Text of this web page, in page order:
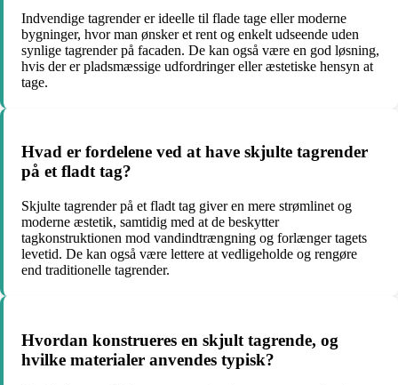
Indvendige tagrender er ideelle til flade tage eller moderne
bygninger, hvor man ønsker et rent og enkelt udseende uden
synlige tagrender på facaden. De kan også være en god løsning,
hvis der er pladsmæssige udfordringer eller æstetiske hensyn at
tage.
Hvad er fordelene ved at have skjulte tagrender
på et fladt tag?
Skjulte tagrender på et fladt tag giver en mere strømlinet og
moderne æstetik, samtidig med at de beskytter
tagkonstruktionen mod vandindtrængning og forlænger tagets
levetid. De kan også være lettere at vedligeholde og rengøre
end traditionelle tagrender.
Hvordan konstrueres en skjult tagrende, og
hvilke materialer anvendes typisk?